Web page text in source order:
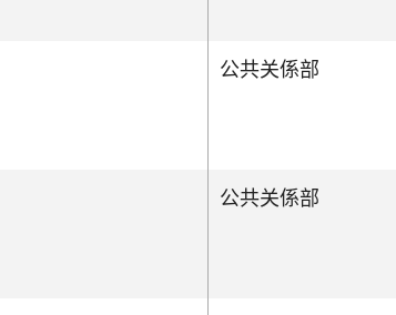
公共关係部
公共关係部